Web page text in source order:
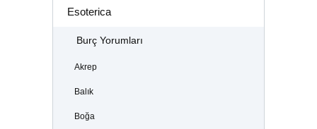
Esoterica
Burç Yorumları
Akrep
Balık
Boğa